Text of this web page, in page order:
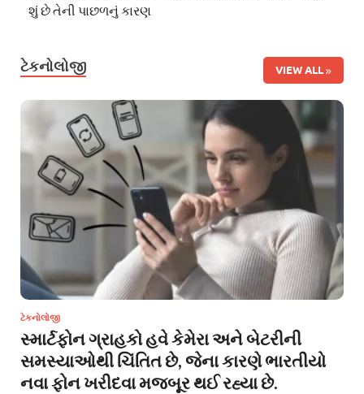
શું છે તેની પાછળનું કારણ
ટેકનોલોજી VIEW ALL
ટેકનોલોજી
સ્માર્ટફોન ગ્રાહકો હવે કેમેરા અને બેટરીની
સમસ્યાઓથી ચિંતિત છે, જેના કારણે ભારતીયો
નવા ફોન ખરીદવા મજબૂર થઈ રહ્યા છે.